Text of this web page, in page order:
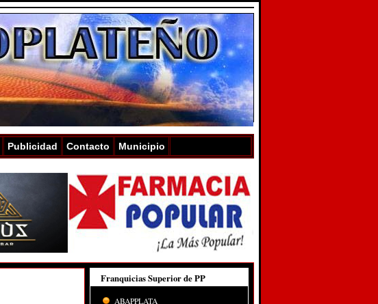
Publicidad Contacto Municipio
Franquicias Superior de PP
ABAPPLATA